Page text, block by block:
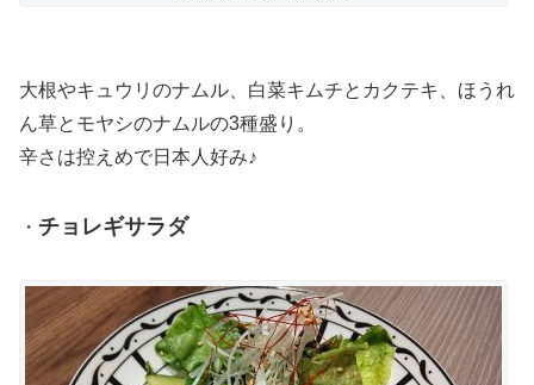
大根やキュウリのナムル、白菜キムチとカクテキ、ほうれ
ん草とモヤシのナムルの3種盛り。
辛さは控えめで日本人好み♪
・ チョレギサラダ